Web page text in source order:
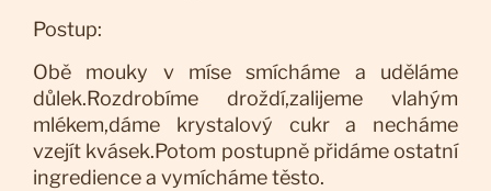
Postup:
Obě mouky v míse smícháme a uděláme
důlek.Rozdrobíme droždí,zalijeme vlahým
mlékem,dáme krystalový cukr a necháme
vzejít kvásek.Potom postupně přidáme ostatní
ingredience a vymícháme těsto.